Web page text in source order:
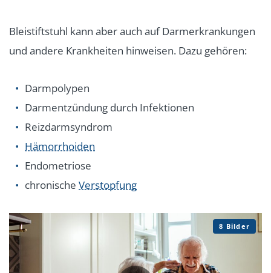
Bleistiftstuhl kann aber auch auf Darmerkrankungen
und andere Krankheiten hinweisen. Dazu gehören:
Darmpolypen
Darmentzündung durch Infektionen
Reizdarmsyndrom
Hämorrhoiden
Endometriose
chronische Verstopfung
8 Bilder